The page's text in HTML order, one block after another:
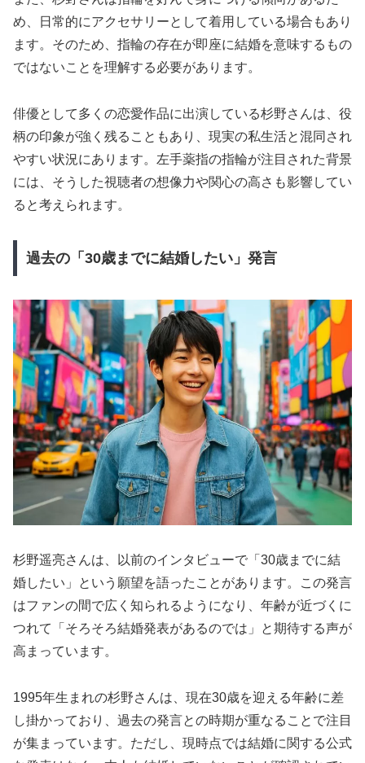
め、日常的にアクセサリーとして着用している場合もあり
ます。そのため、指輪の存在が即座に結婚を意味するもの
ではないことを理解する必要があります。
俳優として多くの恋愛作品に出演している杉野さんは、役
柄の印象が強く残ることもあり、現実の私生活と混同され
やすい状況にあります。左手薬指の指輪が注目された背景
には、そうした視聴者の想像力や関心の高さも影響してい
ると考えられます。
過去の「30歳までに結婚したい」発言
杉野遥亮さんは、以前のインタビューで「30歳までに結
婚したい」という願望を語ったことがあります。この発言
はファンの間で広く知られるようになり、年齢が近づくに
つれて「そろそろ結婚発表があるのでは」と期待する声が
高まっています。
1995年生まれの杉野さんは、現在30歳を迎える年齢に差
し掛かっており、過去の発言との時期が重なることで注目
が集まっています。ただし、現時点では結婚に関する公式